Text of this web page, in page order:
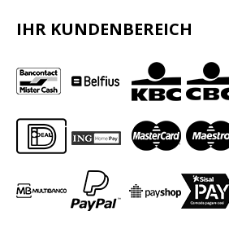
IHR KUNDENBEREICH